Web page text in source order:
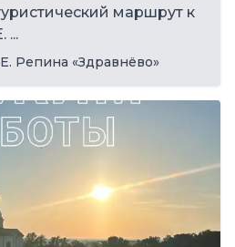
маршрут к
...
Репина «Здравнёво»